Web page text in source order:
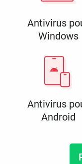
Antivirus
Windows
Antivirus
Android